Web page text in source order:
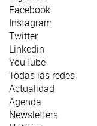
Facebook
Instagram
Twitter
Linkedin
YouTube
Todas las redes
Actualidad
Agenda
Newsletters